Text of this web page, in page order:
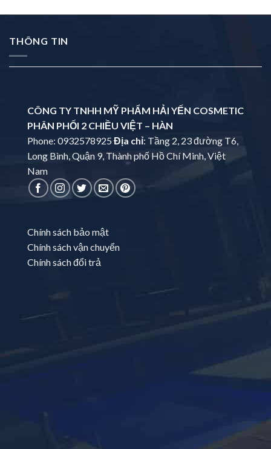
THÔNG TIN
CÔNG TY TNHH MỸ PHẨM HẢI YẾN COSMETIC
PHÂN PHỐI 2 CHIỀU VIỆT – HÀN
Phone: 0932578925Địa chỉ: Tầng 2, 23 đường T6,
Long Bình, Quận 9, Thành phố Hồ Chí Minh, Việt
Nam
Chính sách bảo mật
Chính sách vận chuyển
Chính sách đổi trả